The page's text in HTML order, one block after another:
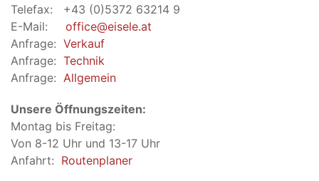
Telefax: +43 (0)5372 63214 9
E-Mail: office@eisele.at
Anfrage: Verkauf
Anfrage: Technik
Anfrage: Allgemein
Unsere Öffnungszeiten:
Montag bis Freitag:
Von 8-12 Uhr und 13-17 Uhr
Anfahrt: Routenplaner